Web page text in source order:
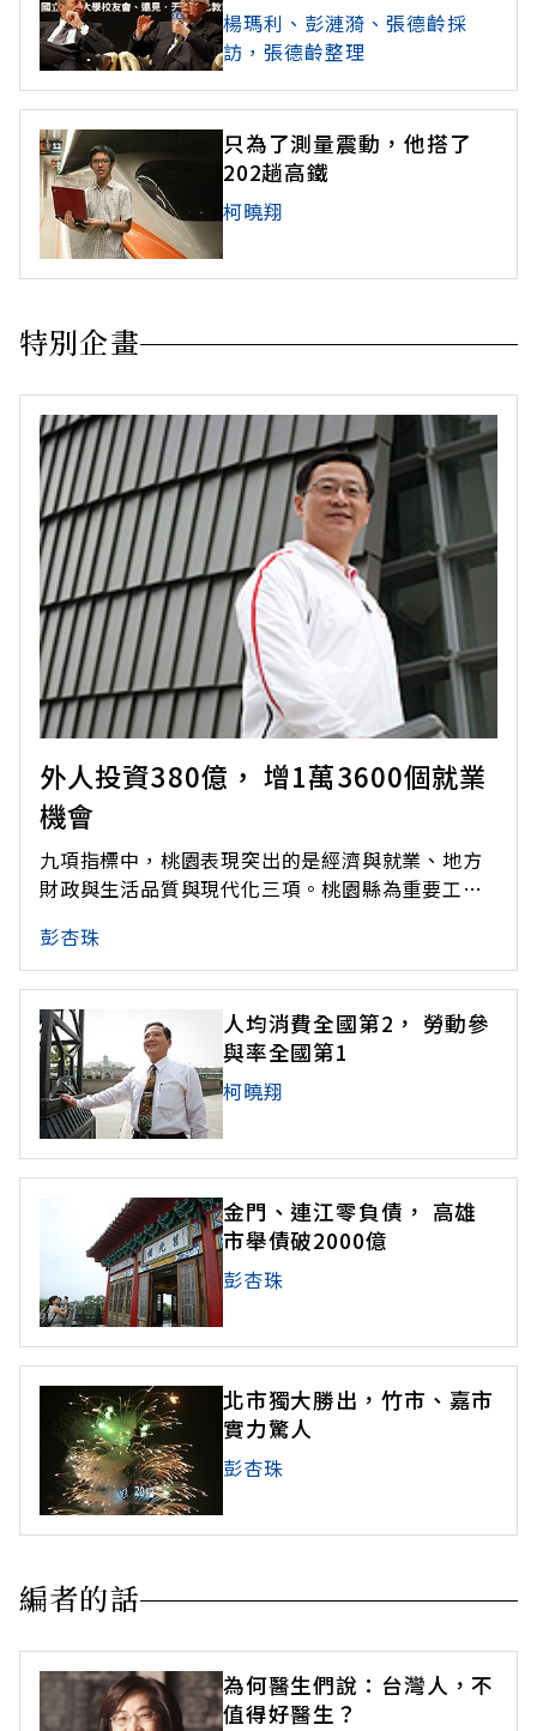
楊瑪利、彭漣漪、張德齡採
訪，張德齡整理
只為了測量震動，他搭了
202趟高鐵
柯曉翔
特別企畫
外人投資380億， 增1萬3600個就業
機會
九項指標中，桃園表現突出的是經濟與就業、地方
財政與生活品質與現代化三項。桃園縣為重要工商
后冠。有200多家500大製造業在此設廠，工業產值
為2.32兆元，更連續九年拿下全國第1。吳志揚就任
後，每月帶領局處首長到24個工業區拜會，簡易問
題當場解決，較為複雜案
彭杏珠
人均消費全國第2， 勞動參
與率全國第1
柯曉翔
金門、連江零負債， 高雄
市舉債破2000億
彭杏珠
北市獨大勝出，竹市、嘉市
實力驚人
彭杏珠
編者的話
為何醫生們說：台灣人，不
值得好醫生？